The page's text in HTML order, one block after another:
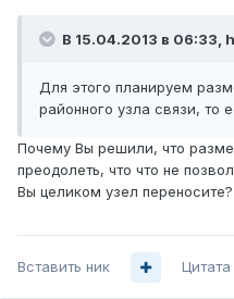
В 15.04.2013 в 06:33,
Для этого планируем
районного узла связи,
Почему Вы решили, что
преодолеть, что что не
Вы целиком узел переносите?
Вставить ник Цитата